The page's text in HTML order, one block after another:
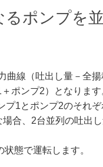
ポンプを
曲線（吐出し量－全
ポンプ2）となります
1とポンプ2のそれ
合、2台並列の吐出
態で運転します。